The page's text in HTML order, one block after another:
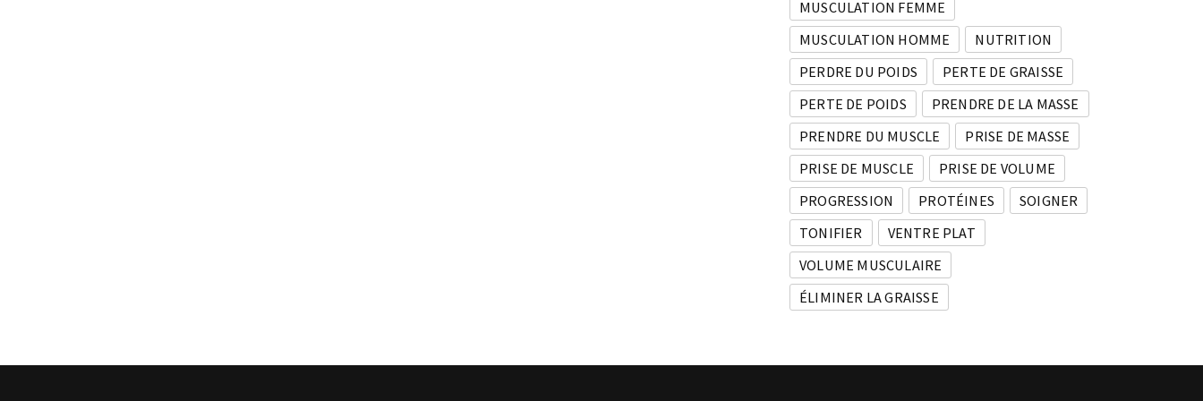
MUSCULATION FEMME
MUSCULATION HOMME
NUTRITION
PERDRE DU POIDS
PERTE DE GRAISSE
PERTE DE POIDS
PRENDRE DE LA MASSE
PRENDRE DU MUSCLE
PRISE DE MASSE
PRISE DE MUSCLE
PRISE DE VOLUME
PROGRESSION
PROTÉINES
SOIGNER
TONIFIER
VENTRE PLAT
VOLUME MUSCULAIRE
ÉLIMINER LA GRAISSE